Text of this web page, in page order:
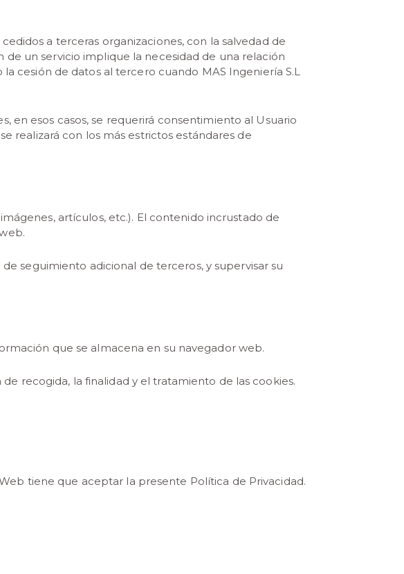
a terceras organizaciones, con la salvedad de
un servicio implique la necesidad de una relación
cesión de datos al tercero cuando MAS Ingeniería S.L
en esos casos, se requerirá consentimiento al Usuario
realizará con los más estrictos estándares de
artículos, etc.). El contenido incrustado de
seguimiento adicional de terceros, y supervisar su
que se almacena en su navegador web.
recogida, la finalidad y el tratamiento de las cookies.
tiene que aceptar la presente Política de Privacidad.